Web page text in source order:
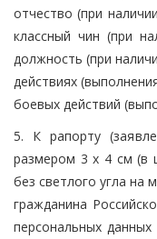
отчество (при
классный чин (при
должность (при
действиях
боевых действий
5. К рапорту
размером 3 x 4 см (в
без светлого угла на
гражданина
персональных